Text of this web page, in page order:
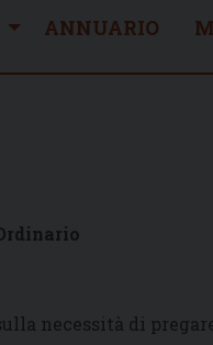
ANNUARIO
necessità di